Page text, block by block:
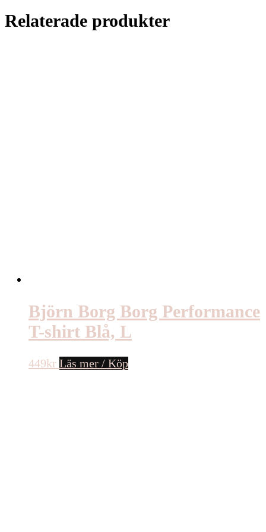
Relaterade produkter
Björn Borg Borg Performance
T-shirt Blå, L
449kr Läs mer / Köp